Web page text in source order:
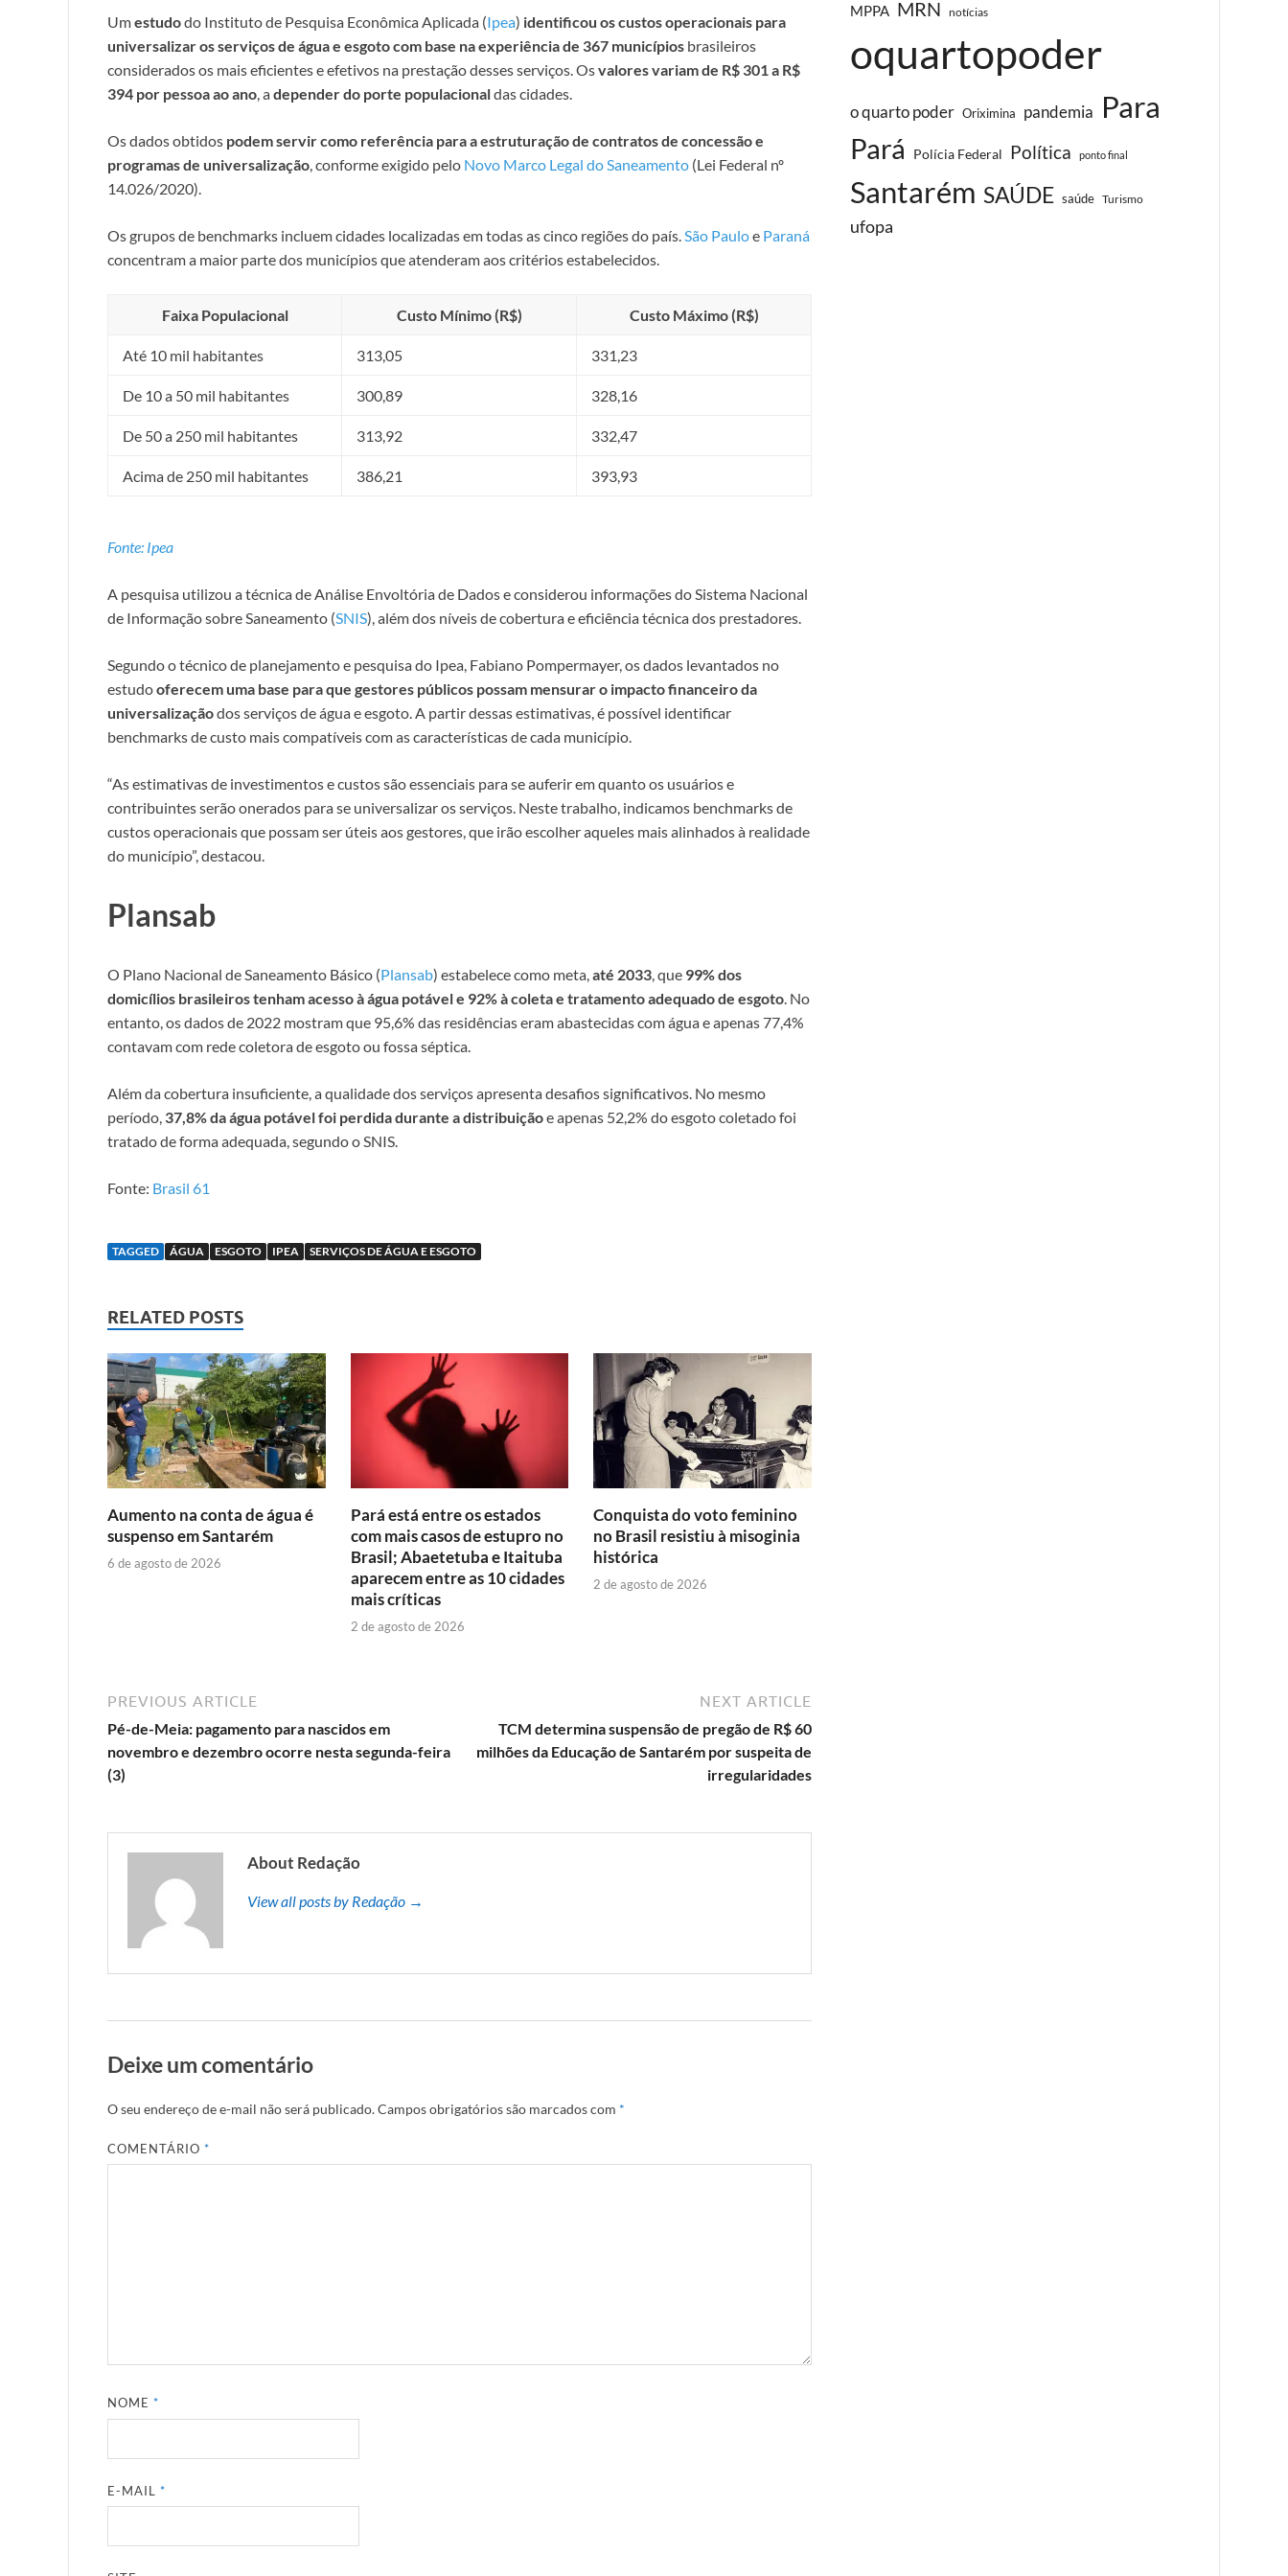
Umestudodo Instituto de Pesquisa Econômica Aplicada (Ipea) identificou os custos operacionais para
universalizar os serviços de água e esgoto com base na experiência de 367 municípios brasileiros
considerados os mais eficientes e efetivos na prestação desses serviços. Osvalores variam de R$ 301 a R$
394 por pessoa ao ano, adepender do porte populacionaldas cidades.
Os dados obtidos podem servir como referência para a estruturação de contratos de concessão e
programas de universalização, conforme exigido pelo Novo Marco Legal do Saneamento (Lei Federal nº
14.026/2020).
Os grupos de benchmarks incluem cidades localizadas em todas as cinco regiões do país.São Pauloe Paraná
concentram a maior parte dos municípios que atenderam aos critérios estabelecidos.
Faixa Populacional Custo Mínimo (R$) Custo Máximo (R$)
Até 10 mil habitantes 313,05 331,23
De 10 a 50 mil habitantes 300,89 328,16
De 50 a 250 mil habitantes 313,92 332,47
Acima de 250 mil habitantes 386,21 393,93
Fonte: Ipea
A pesquisa utilizou a técnica de Análise Envoltória de Dados e considerou informações do Sistema Nacional
de Informação sobre Saneamento (SNIS), além dos níveis de cobertura e eficiência técnica dos prestadores.
Segundo o técnico de planejamento e pesquisa do Ipea, Fabiano Pompermayer, os dados levantados no
estudooferecem uma base para que gestores públicos possam mensurar o impacto financeiro da
universalizaçãodos serviços de água e esgoto. A partir dessas estimativas, é possível identificar
benchmarks de custo mais compatíveis com as características de cada município.
“As estimativas de investimentos e custos são essenciais para se auferir em quanto os usuários e
contribuintes serão onerados para se universalizar os serviços. Neste trabalho, indicamos benchmarks de
custos operacionais que possam ser úteis aos gestores, que irão escolher aqueles mais alinhados à realidade
do município”, destacou.
Plansab
O Plano Nacional de Saneamento Básico (Plansab) estabelece como meta,até 2033, que 99% dos
domicílios brasileiros tenham acesso à água potável e 92% à coleta e tratamento adequado de esgoto. No
entanto, os dados de 2022 mostram que 95,6% das residências eram abastecidas com água e apenas 77,4%
contavam com rede coletora de esgoto ou fossa séptica.
Além da cobertura insuficiente, a qualidade dos serviços apresenta desafios significativos. No mesmo
período, 37,8% da água potável foi perdida durante a distribuiçãoe apenas 52,2% do esgoto coletado foi
tratado de forma adequada, segundo o SNIS.
Fonte: Brasil 61
TAGGED ÁGUA ESGOTO IPEA SERVIÇOS DE ÁGUA E ESGOTO
RELATED POSTS
Aumento na conta de água é
suspenso em Santarém
6 de agosto de 2026
Pará está entre os estados
com mais casos de estupro no
Brasil; Abaetetuba e Itaituba
aparecem entre as 10 cidades
mais críticas
2 de agosto de 2026
Conquista do voto feminino
no Brasil resistiu à misoginia
histórica
2 de agosto de 2026
PREVIOUS ARTICLE
Pé-de-Meia: pagamento para nascidos em
novembro e dezembro ocorre nesta segunda-feira
(3)
NEXT ARTICLE
TCM determina suspensão de pregão de R$ 60
milhões da Educação de Santarém por suspeita de
irregularidades
About Redação
View all posts by Redação →
Deixe um comentário
O seu endereço de e-mail não será publicado.Campos obrigatórios são marcados com *
COMENTÁRIO*
NOME*
E-MAIL*
MPPA MRN notícias
oquartopoder
o quarto poder Oriximina pandemia Para
Pará Polícia Federal Política ponto final
Santarém SAÚDE saúde Turismo
ufopa